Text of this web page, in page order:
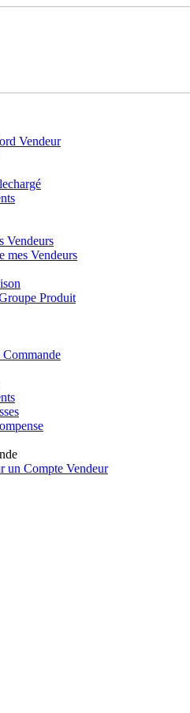
Vendeur
Vendeurs
mes Vendeurs
Produit
un Compte Vendeur